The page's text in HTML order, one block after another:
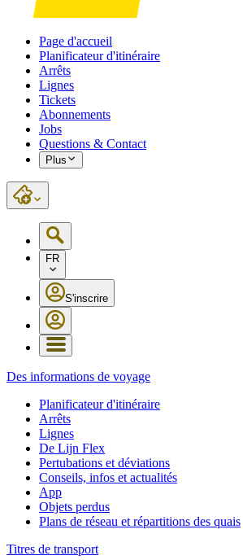
Page d'accueil
Planificateur d'itinéraire
Arrêts
Lignes
Tickets
Abonnements
Jobs
Questions & Contact
Plus
FR
S'inscrire
Des informations de voyage
Planificateur d'itinéraire
Arrêts
Lignes
De Lijn Flex
Pertubations et déviations
Conseils, infos et actualités
App
Objets perdus
Plans de réseau et répartitions des quais
Titres de transport